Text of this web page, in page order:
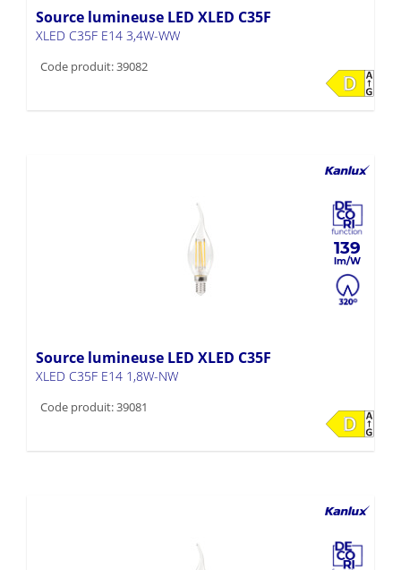
Source lumineuse LED XLED C35F
XLED C35F E14 3,4W-WW
Code produit: 39082
139
Source lumineuse LED XLED C35F
XLED C35F E14 1,8W-NW
Code produit: 39081